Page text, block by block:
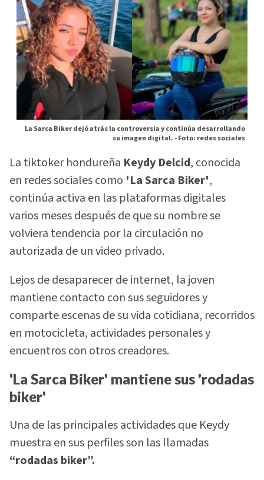
La Sarca Biker dejó atrás la controversia y continúa desarrollando
su imagen digital. -Foto: redes sociales
La tiktoker hondureña Keydy Delcid, conocida
en redes sociales como 'La Sarca Biker',
continúa activa en las plataformas digitales
varios meses después de que su nombre se
volviera tendencia por la circulación no
autorizada de un video privado.
Lejos de desaparecer de internet, la joven
mantiene contacto con sus seguidores y
comparte escenas de su vida cotidiana, recorridos
en motocicleta, actividades personales y
encuentros con otros creadores.
'La Sarca Biker' mantiene sus 'rodadas
biker'
Una de las principales actividades que Keydy
muestra en sus perfiles son las llamadas
“rodadas biker”.